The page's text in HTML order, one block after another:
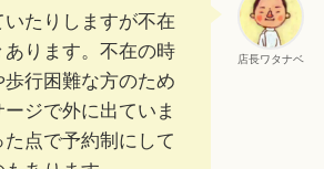
店長ワタナベ
たりしますが不在
あります。不在の時
行困難な方のため
ジで外に出ていま
点で予約制にして